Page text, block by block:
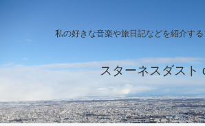
私の好きな音楽や旅日記などを紹介する
スターネスダスト